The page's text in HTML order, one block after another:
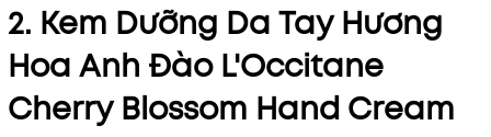
2. Kem Dưỡng Da Tay Hương
Hoa Anh Đào L'Occitane
Cherry Blossom Hand Cream